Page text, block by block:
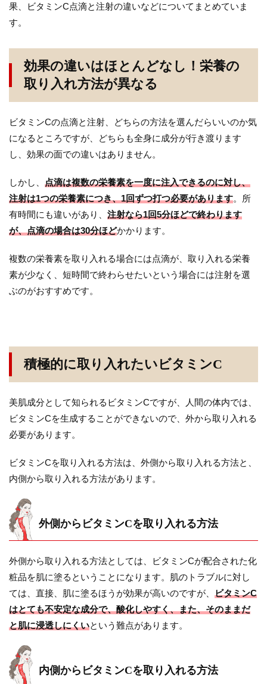
果、ビタミンC点滴と注射の違いなどについてまとめていま
す。
効果の違いはほとんどなし！栄養の
取り入れ方法が異なる
ビタミンCの点滴と注射、どちらの方法を選んだらいいのか気
になるところですが、どちらも全身に成分が行き渡ります
し、効果の面での違いはありません。
しかし、 点滴は複数の栄養素を一度に注入できるのに対し、
注射は1つの栄養素につき、1回ずつ打つ必要があります。所
有時間にも違いがあり、 注射なら1回5分ほどで終わります
が、点滴の場合は30分ほどかかります。
複数の栄養素を取り入れる場合には点滴が、取り入れる栄養
素が少なく、短時間で終わらせたいという場合には注射を選
ぶのがおすすめです。
積極的に取り入れたいビタミンC
美肌成分として知られるビタミンCですが、人間の体内では、
ビタミンCを生成することができないので、外から取り入れる
必要があります。
ビタミンCを取り入れる方法は、外側から取り入れる方法と、
内側から取り入れる方法があります。
外側からビタミンCを取り入れる方法
外側から取り入れる方法としては、ビタミンCが配合された化
粧品を肌に塗るということになります。肌のトラブルに対し
ては、直接、肌に塗るほうが効果が高いのですが、 ビタミンC
はとても不安定な成分で、酸化しやすく、また、そのままだ
と肌に浸透しにくいという難点があります。
内側からビタミンCを取り入れる方法